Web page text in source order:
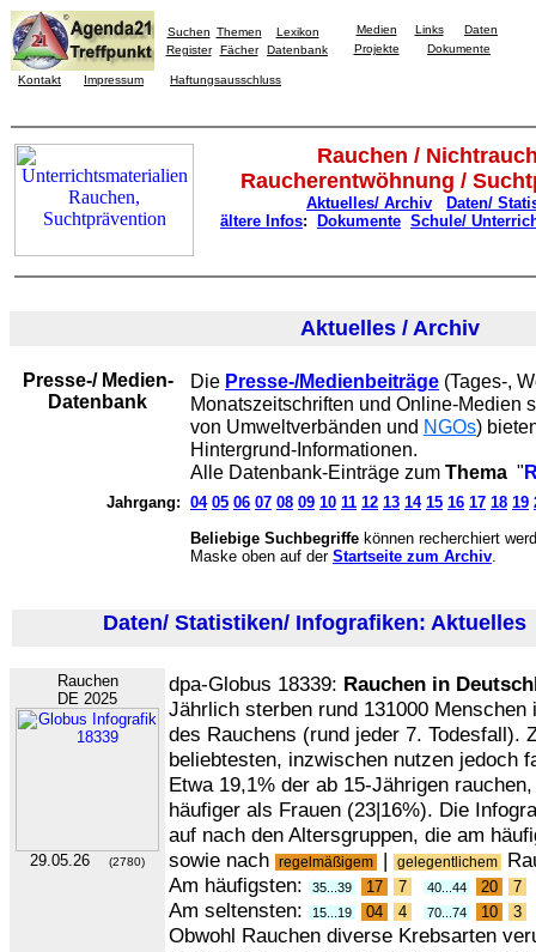
Suchen Themen
Lexikon
Register
Fächer Datenbank
Medien Links
Daten
Projekte
Dokumente
Kontakt Impressum Haftungsausschluss
Rauchen /
Raucherentwöhnung /
Aktuelles/ Archiv
Daten/
ältere Infos: Dokumente Schule/
Aktuelles / Archiv
Presse-/ Medien-
Datenbank
Die Presse-/Medienbeiträge (Tages-,
Monatszeitschriften und Online-Medien
von Umweltverbänden und NGOs)
Hintergrund-Informationen.
Alle Datenbank-Einträge zum Thema "
Jahrgang: 04 05 06 07 08 09 10 11 12 13 14 15 16 17 18 19
Beliebige Suchbegriffe können recherchiert
Maske oben auf der Startseite zum Archiv.
Daten/ Statistiken/ Infografiken: Aktuelles
Rauchen
DE 2025
29.05.26 (2780)
dpa-Globus 18339: Rauchen in
Jährlich sterben rund 131000 Menschen
des Rauchens (rund jeder 7. Todesfall).
beliebtesten, inzwischen nutzen jedoch
Etwa 19,1% der ab 15-Jährigen
häufiger als Frauen (23|16%). Die
auf nach den Altersgruppen, die am
sowie nach regelmäßigem | gelegentlichem
Am häufigsten:
35...39 17 7 40...44 20 7
Am seltensten: 15...19 04 4 70...74 10 3
Obwohl Rauchen diverse Krebsarten